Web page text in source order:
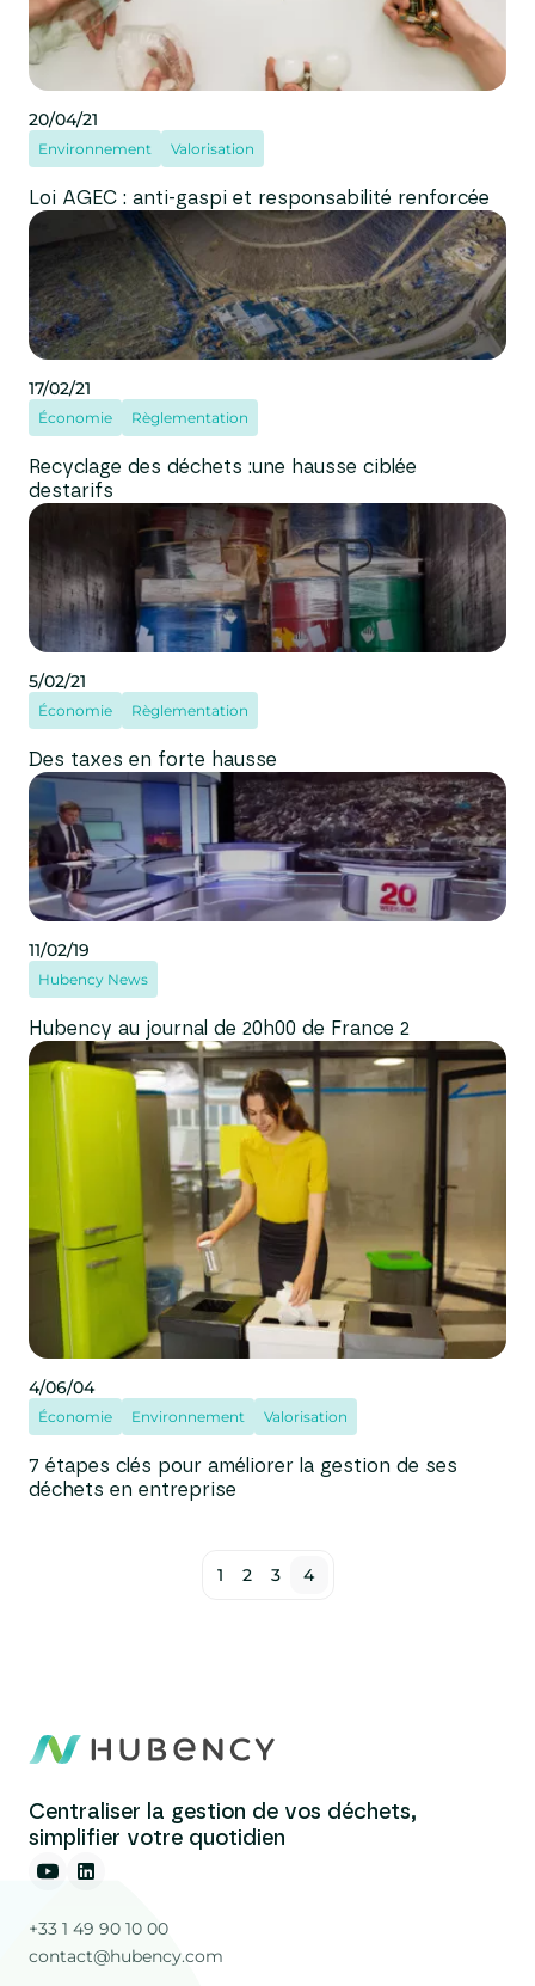
Environnement Valorisation
20/04/21
Loi AGEC : anti-gaspi et responsabilité renforcée
Économie Règlementation
17/02/21
Recyclage des déchets :une hausse ciblée
destarifs
Économie Règlementation
5/02/21
Des taxes en forte hausse
Hubency News
11/02/19
Hubency au journal de 20h00 de France 2
Économie Environnement Valorisation
4/06/04
7 étapes clés pour améliorer la gestion de ses
déchets en entreprise
1 2 3 4
Centraliser la gestion de vos déchets,
simplifier votre quotidien
+33 1 49 90 10 00
contact@hubency.com